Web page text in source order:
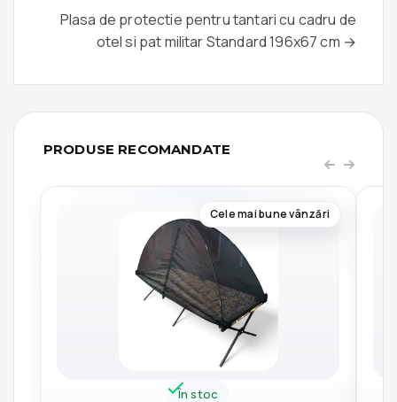
Plasa de protectie pentru tantari cu cadru de
otel si pat militar Standard 196x67 cm →
PRODUSE RECOMANDATE
Cele mai bune vânzări
În stoc